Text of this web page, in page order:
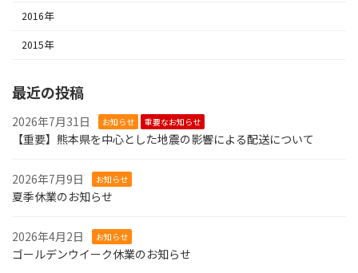
2016年
2015年
最近の投稿
2026年7月31日 お知らせ 重要なお知らせ
【重要】熊本県を中心とした地震の影響による配送について
2026年7月9日 お知らせ
夏季休業のお知らせ
2026年4月2日 お知らせ
ゴールデンウイーク休業のお知らせ